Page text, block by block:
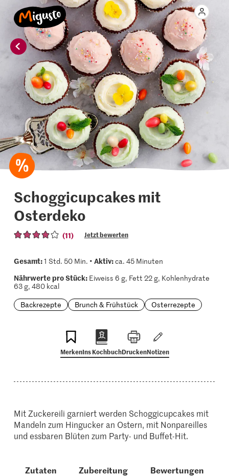
Schoggicupcakes mit
Osterdeko
(11) Jetzt bewerten
Gesamt:1 Std. 50 Min. • Aktiv:ca. 45 Minuten
Nährwerte pro Stück:Eiweiss 6 g, Fett 22 g, Kohlenhydrate
63 g, 480 kcal
Backrezepte
Brunch & Frühstück Osterrezepte
MerkenIns KochbuchDruckenNotizen
Mit Zuckereili garniert werden Schoggicupcakes mit
Mandeln zum Hingucker an Ostern, mit Nonpareilles
und essbaren Blüten zum Party- und Buffet-Hit.
Zutaten Zubereitung Bewertungen